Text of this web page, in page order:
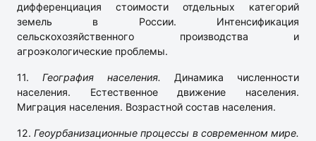
дифференциация стоимости отдельных категорий
земель в России. Интенсификация
сельскохозяйственного производства и
агроэкологические проблемы.
11. География населения. Динамика численности
населения. Естественное движение населения.
Миграция населения. Возрастной состав населения.
12. Геоурбанизационные процессы в современном мире.